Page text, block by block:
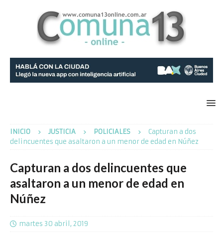
INICIO JUSTICIA POLICIALES
Capturan a dos
delincuentes que asaltaron a un menor de edad en Núñez
Capturan a dos delincuentes que
asaltaron a un menor de edad en
Núñez
martes 30 abril, 2019